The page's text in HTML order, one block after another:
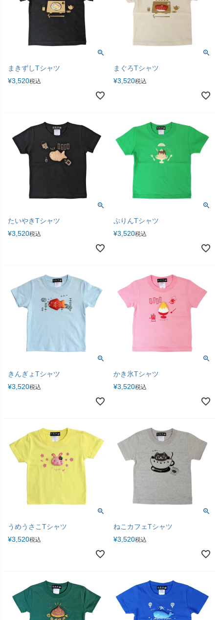
まきずしTシャツ
¥3,520税込
まぐろTシャツ
¥3,520税込
たいやきTシャツ
¥3,520税込
ぷりんTシャツ
¥3,520税込
きんぎょTシャツ
¥3,520税込
かき氷Tシャツ
¥3,520税込
うめうさこTシャツ
¥3,520税込
ねこカフェTシャツ
¥3,520税込